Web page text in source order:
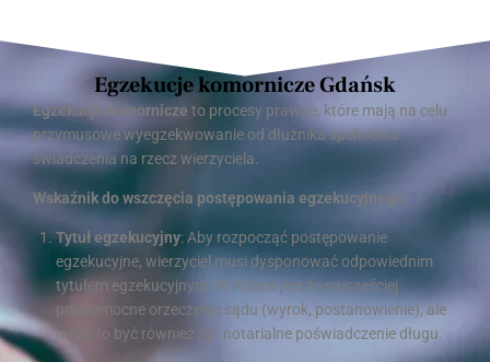
Egzekucje komornicze Gdańsk
Egzekucje komornicze to procesy prawne, które mają na celu
przymusowe wyegzekwowanie od dłużnika spełnienia
świadczenia na rzecz wierzyciela.
Wskaźnik do wszczęcia postępowania egzekucyjnego:
Tytuł egzekucyjny: Aby rozpocząć postępowanie
egzekucyjne, wierzyciel musi dysponować odpowiednim
tytułem egzekucyjnym. W Polsce jest to najczęściej
prawomocne orzeczenie sądu (wyrok, postanowienie), ale
może to być również np. notarialne poświadczenie długu.